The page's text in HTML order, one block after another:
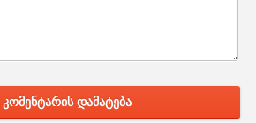
კომენტარის დამატება